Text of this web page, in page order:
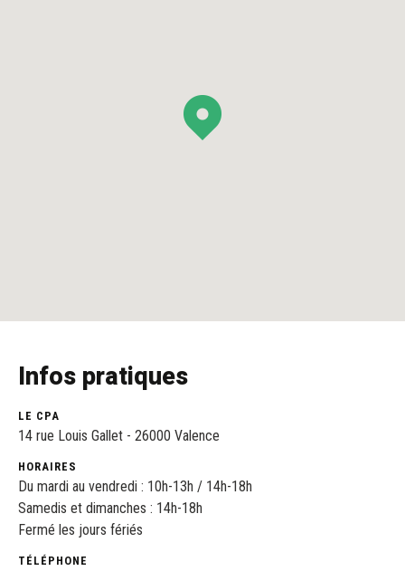
Infos pratiques
LE CPA
14 rue Louis Gallet - 26000 Valence
HORAIRES
Du mardi au vendredi : 10h-13h / 14h-18h
Samedis et dimanches : 14h-18h
Fermé les jours fériés
TÉLÉPHONE